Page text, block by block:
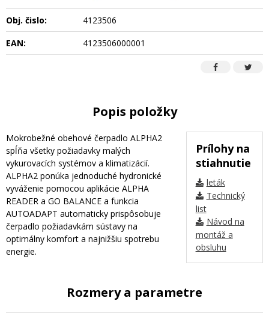
Obj. čislo:
4123506
EAN:
4123506000001
Popis položky
Prílohy na
stiahnutie
leták
Technický
list
Návod na
montáž a
obsluhu
Mokrobežné obehové čerpadlo ALPHA2
spĺňa všetky požiadavky malých
vykurovacích systémov a klimatizácií.
ALPHA2 ponúka jednoduché hydronické
vyváženie pomocou aplikácie ALPHA
READER a GO BALANCE a funkcia
AUTOADAPT automaticky prispôsobuje
čerpadlo požiadavkám sústavy na
optimálny komfort a najnižšiu spotrebu
energie.
Rozmery a parametre